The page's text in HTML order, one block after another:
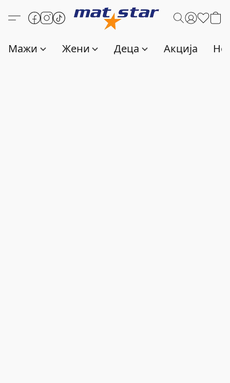
Мажи Жени Деца Акција